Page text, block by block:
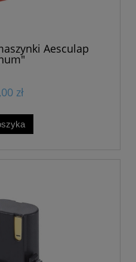
Aesculap
zł